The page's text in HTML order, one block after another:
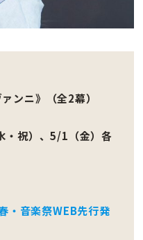
ンニ》（全2幕）
祝）、5/1（金）各
・音楽祭WEB先行発